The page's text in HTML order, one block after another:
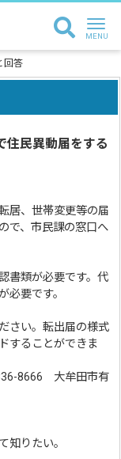
回答
住民異動届をする
居、世帯変更等の届
で、市民課の窓口へ
書類が必要です。代
必要です。
さい。転出届の様式
することができま
8666 大牟田市有
知りたい。